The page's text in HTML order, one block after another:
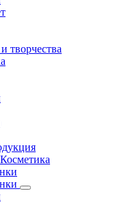
творчества